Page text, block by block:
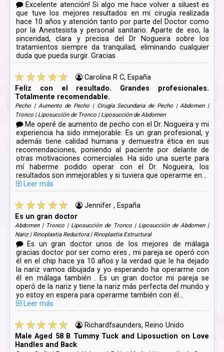
Excelente atención! Si algo me hace volver a siluest es
que tuve los mejores resultados en mi cirugía realizada
hace 10 años y atención tanto por parte del Doctor como
por la Anestesista y personal sanitario. Aparte de eso, la
sinceridad, clara y precisa del Dr Nogueira sobre los
tratamientos siempre da tranquilad, eliminando cualquier
duda que pueda surgir. Gracias
Carolina R C, España
Feliz con el resultado. Grandes profesionales.
Totalmente recomendable.
Pecho | Aumento de Pecho | Cirugía Secundaria de Pecho | Abdomen |
Tronco | Liposucción de Tronco | Liposucción de Abdomen
Me operé de aumento de pecho con el Dr. Nogueira y mi
experiencia ha sido inmejorable. Es un gran profesional, y
además tiene calidad humana y demuestra ética en sus
recomendaciones, poniendo al paciente por delante de
otras motivaciones comerciales. Ha sido una suerte para
mí haberme podido operar con el Dr. Nogueira, los
resultados son inmejorables y si tuviera que operarme en...
Leer más
Jennifer , España
Es un gran doctor
Abdomen | Tronco | Liposucción de Tronco | Liposucción de Abdomen |
Nariz | Rinoplastia Reductora | Rinoplastia Estructural
Es un gran doctor unos de los mejores de málaga
gracias doctor por ser como eres , mi pareja se operó con
él en el chip hace ya 10 años y la verdad que le ha dejado
la nariz vamos dibujada y yo esperando ha operarme con
él en málaga también . Es un gran doctor mi pareja se
operó de la nariz y tiene la nariz más perfecta del mundo y
yo estoy en espera para operarme también con él...
Leer más
Richardfsaunders, Reino Unido
Male Aged 58 B Tummy Tuck and Liposuction on Love
Handles and Back